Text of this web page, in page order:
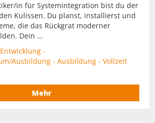
in für Systemintegration bist du der
Kulissen. Du planst, installierst und
die das Rückgrat moderner
Dein ...
-
Ausbildung - Ausbildung - Vollzeit
Mehr